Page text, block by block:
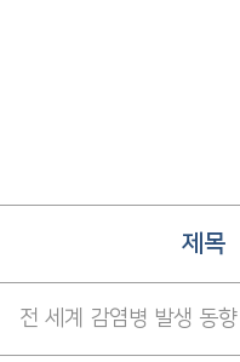
제목
전 세계 감염병 발생 동